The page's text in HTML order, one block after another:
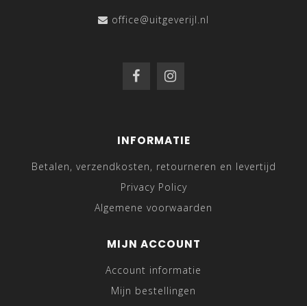
office@uitgeverijl.nl
INFORMATIE
Betalen, verzendkosten, retourneren en levertijd
Privacy Policy
Algemene voorwaarden
MIJN ACCOUNT
Account informatie
Mijn bestellingen